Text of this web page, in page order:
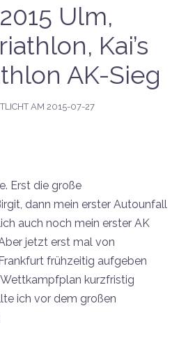
Ulm,
Kai’s
AK-Sieg
AM 2015-07-27
Erst die große
dann mein erster Autounfall
auch noch mein erster AK
jetzt erst mal von
frühzeitig aufgeben
kurzfristig
ich vor dem großen